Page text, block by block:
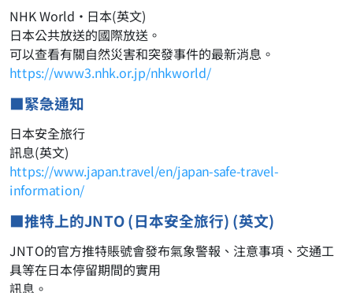
NHK World·日本(英文)
日本公共放送的國際放送。
可以查看有關自然災害和突發事件的最新消息。
https://www3.nhk.or.jp/nhkworld/
■緊急通知
日本安全旅行
訊息(英文)
https://www.japan.travel/en/japan-safe-travel-
information/
■推特上的JNTO (日本安全旅行) (英文)
JNTO的官方推特賬號會發布氣象警報、注意事項、交通工
具等在日本停留期間的實用
訊息。